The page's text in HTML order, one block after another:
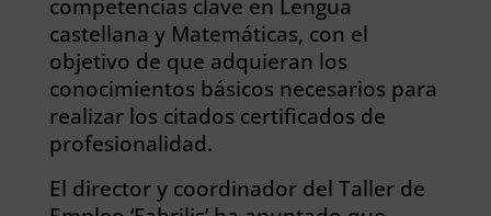
competencias clave en Lengua
castellana y Matemáticas, con el
objetivo de que adquieran los
conocimientos básicos necesarios para
realizar los citados certificados de
profesionalidad.
El director y coordinador del Taller de